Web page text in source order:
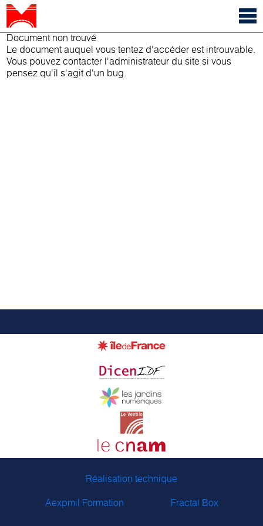
Document non trouvé
Le document auquel vous tentez d'accéder est introuvable.
Vous pouvez contacter l'administrateur du site si vous
pensez qu'il s'agit d'un bug.
Réalisation technique
Aexpmil Formation Fractal Box